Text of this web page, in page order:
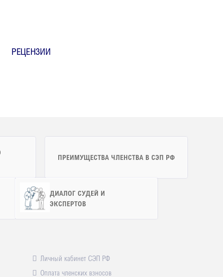
РЕЦЕНЗИИ
ПРЕИМУЩЕСТВА ЧЛЕНСТВА В СЭП РФ
ДИАЛОГ СУДЕЙ И
ЭКСПЕРТОВ
Личный кабинет СЭП РФ
Оплата членских взносов